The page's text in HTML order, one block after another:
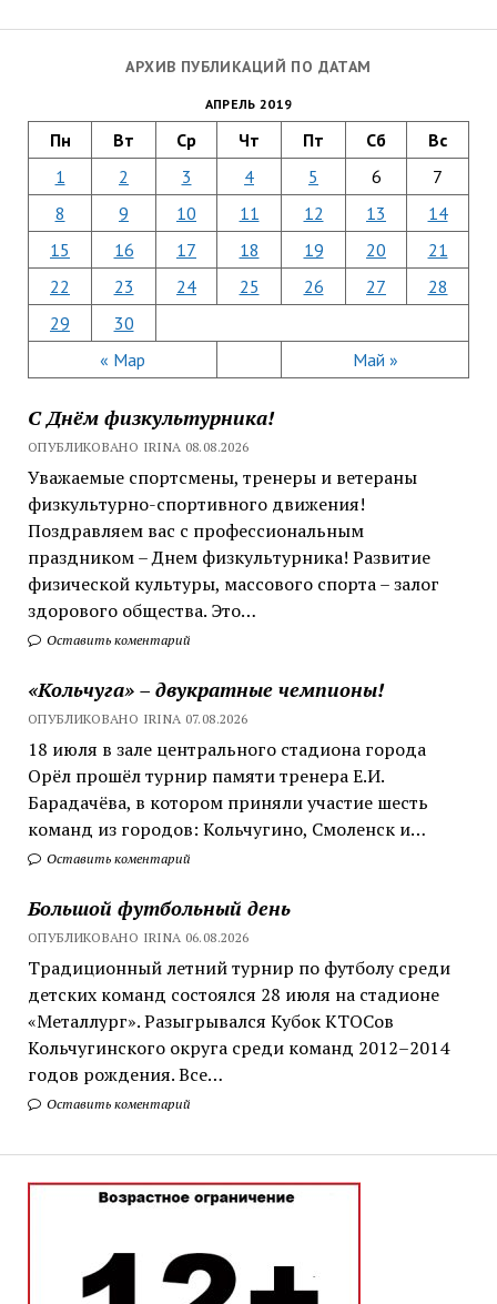
АРХИВ ПУБЛИКАЦИЙ ПО ДАТАМ
АПРЕЛЬ 2019
Пн Вт Ср Чт Пт Сб Вс
« Мар Май »
1 2 3 4 5 6
7
8
9 10 11 12 13
14
15
16 17 18 19 20
21
22
23 24 25 26 27
28
29
30
С Днём физкультурника!
ОПУБЛИКОВАНО IRINA 08.08.2026
Уважаемые спортсмены, тренеры и ветераны
физкультурно-спортивного движения!
Поздравляем вас с профессиональным
праздником – Днем физкультурника! Развитие
физической культуры, массового спорта – залог
здорового общества. Это…
Оставить коментарий
«Кольчуга» – двукратные чемпионы!
ОПУБЛИКОВАНО IRINA 07.08.2026
18 июля в зале центрального стадиона города
Орёл прошёл турнир памяти тренера Е.И.
Барадачёва, в котором приняли участие шесть
команд из городов: Кольчугино, Смоленск и…
Оставить коментарий
Большой футбольный день
ОПУБЛИКОВАНО IRINA 06.08.2026
Традиционный летний турнир по футболу среди
детских команд состоялся 28 июля на стадионе
«Металлург». Разыгрывался Кубок КТОСов
Кольчугинского округа среди команд 2012–2014
годов рождения. Все…
Оставить коментарий